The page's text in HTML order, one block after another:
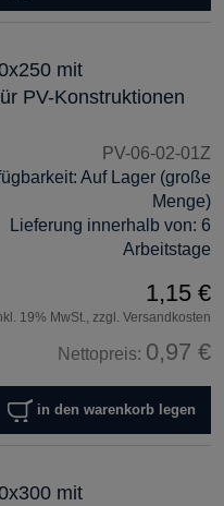
mit
PV-Konstruktionen
PV-06-02-01Z
Auf Lager (große
Menge)
Lieferung innerhalb von: 6
Arbeitstage
1,15 €
19% MwSt., zzgl. Versandkosten
Nettopreis: 0,97 €
in den warenkorb legen
mit